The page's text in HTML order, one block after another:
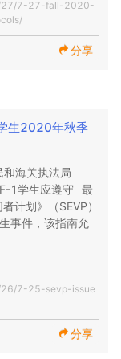
为呼吸道飞沫很
15分钟或更长时
（例如，咳
说话和唱歌会增
果聚会中有人后
罩，洗手，保持
）。封闭公共区
会，前往该地区
。很快，这成为
，并且强烈渴望
19的传播机
校园生活。
防止更大的爆
活动不会与学生
健康以及您朋友
供者）进行的测
隔离措施的最快
致电213-740-
在线   以安
，包括隔离和/或
是此信息（包括
他们的学生在患
了隔离和照顾：
和健康协议
校园的学生分享
科生都应在线学
非总督正在等待
更多详细信息，
19校园公共
者追踪以及隔离
有可用的科学证
的准则。USC将
况，根据需要不
加州大学住房或
27/7-27-fall-2020-
分享
生2020年秋季
海关执法局
1学生应遵守  最
计划》（SEVP）
事件，该指南允
年秋季学期从任
部课程并  保持其
交流访问者信息
7-25-sevp-issue
分享